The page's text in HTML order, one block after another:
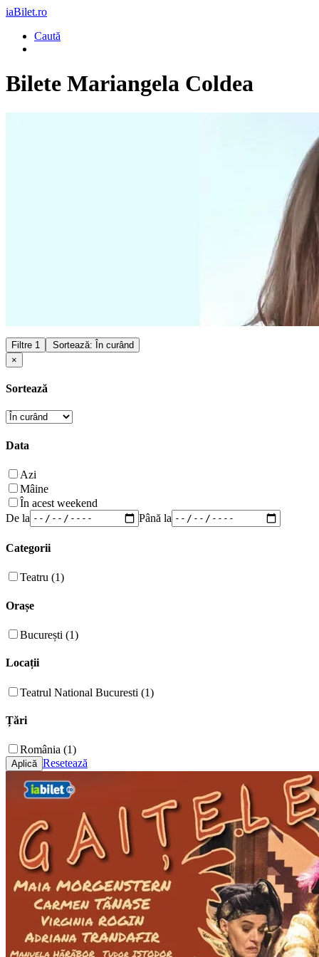
iaBilet.ro
Caută
Bilete Mariangela Coldea
Filtre 1
Sortează: În curând
×
Sortează
Data
Azi
Mâine
În acest weekend
De la
Până la
Categorii
Teatru (1)
Orașe
București (1)
Locații
Teatrul National Bucuresti (1)
Țări
România (1)
Resetează